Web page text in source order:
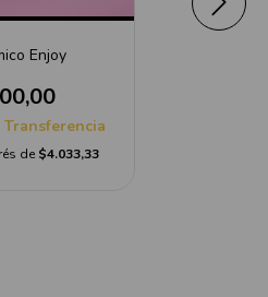
Enjoy
Transferencia
de $4.033,33